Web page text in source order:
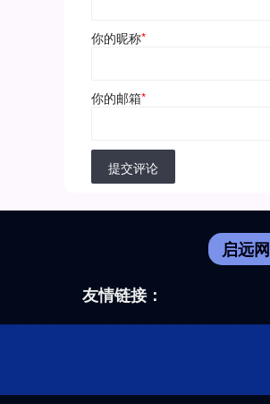
你的昵称*
你的邮箱*
提交评论
启远网
友情链接：